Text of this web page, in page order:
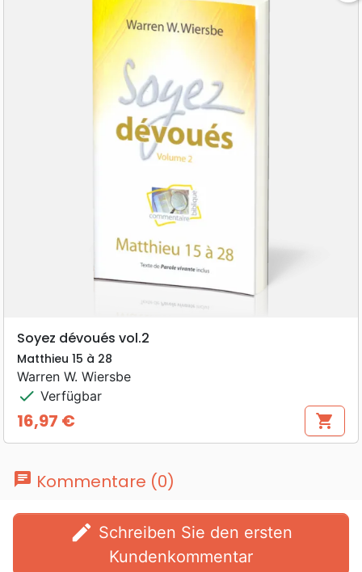
Soyez dévoués vol.2
Matthieu 15 à 28
Warren W. Wiersbe
check Verfügbar
Preis
16,97 € shopping_cart
chat Kommentare (0)
edit
Kundenkommentar